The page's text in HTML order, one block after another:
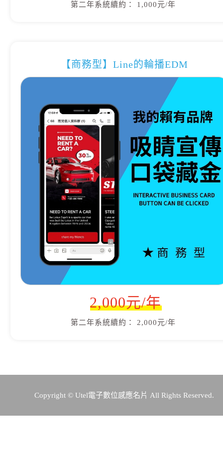
第二年系統續約： 1,000元/年
【商務型】Line的輪播EDM
2,000元/年
第二年系統續約： 2,000元/年
Copyright © Utel電子數位感應名片 All Rights Reserved.